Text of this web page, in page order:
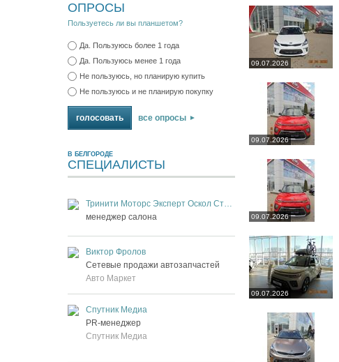
ОПРОСЫ
Пользуетесь ли вы планшетом?
Да. Пользуюсь более 1 года
Да. Пользуюсь менее 1 года
Не пользуюсь, но планирую купить
Не пользуюсь и не планирую покупку
все опросы
В БЕЛГОРОДЕ
СПЕЦИАЛИСТЫ
Тринити Моторс Эксперт Оскол Старый Оскол
менеджер салона
Виктор Фролов
Сетевые продажи автозапчастей
Авто Маркет
Спутник Медиа
PR-менеджер
Спутник Медиа
09.07.2026
09.07.2026
09.07.2026
09.07.2026